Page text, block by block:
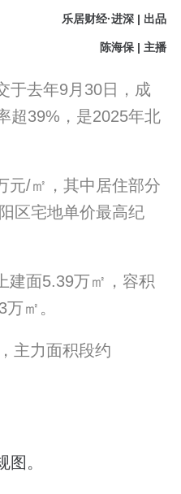
乐居财经·进深 | 出品
陈海保 | 主播
于去年9月30日，成
超39%，是2025年北
元/㎡，其中居住部分
区宅地单价最高纪
建面5.39万㎡，容积
万㎡。
主力面积段约
。